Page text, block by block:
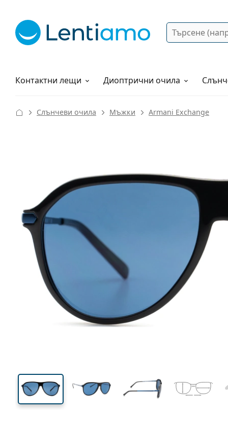
Търсене
Контактни лещи
Разтвори Диоптрични очила
Как да поръчам?
Слънчеви очила Мъжки Armani Exchange
Ширина
48 mm
Височина на стъклото
59 mm
Ширина на стъклото
Ширина
на